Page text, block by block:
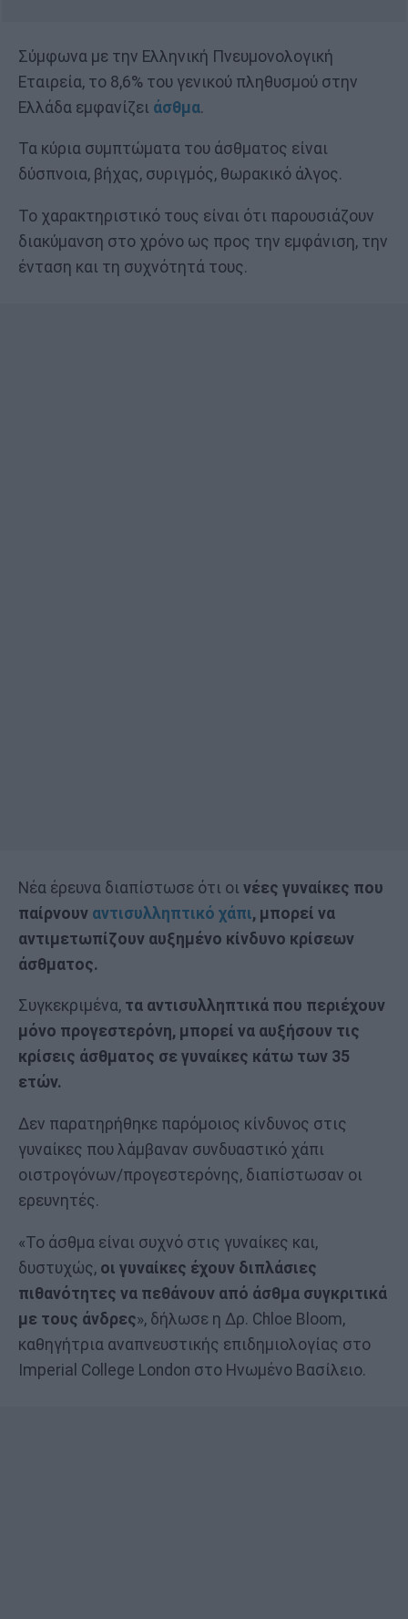
Σύμφωνα με την Ελληνική Πνευμονολογική
Εταιρεία, το 8,6% του γενικού πληθυσμού στην
Ελλάδα εμφανίζει άσθμα.
Τα κύρια συμπτώματα του άσθματος είναι
δύσπνοια, βήχας, συριγμός, θωρακικό άλγος.
Το χαρακτηριστικό τους είναι ότι παρουσιάζουν
διακύμανση στο χρόνο ως προς την εμφάνιση, την
ένταση και τη συχνότητά τους.
Νέα έρευνα διαπίστωσε ότι οι νέες γυναίκες που
παίρνουν αντισυλληπτικό χάπι, μπορεί να
αντιμετωπίζουν αυξημένο κίνδυνο κρίσεων
άσθματος.
Συγκεκριμένα, τα αντισυλληπτικά που περιέχουν
μόνο προγεστερόνη, μπορεί να αυξήσουν τις
κρίσεις άσθματος σε γυναίκες κάτω των 35
ετών.
Δεν παρατηρήθηκε παρόμοιος κίνδυνος στις
γυναίκες που λάμβαναν συνδυαστικό χάπι
οιστρογόνων/προγεστερόνης, διαπίστωσαν οι
ερευνητές.
«Το άσθμα είναι συχνό στις γυναίκες και,
δυστυχώς, οι γυναίκες έχουν διπλάσιες
πιθανότητες να πεθάνουν από άσθμα συγκριτικά
με τους άνδρες», δήλωσε η Δρ. Chloe Bloom,
καθηγήτρια αναπνευστικής επιδημιολογίας στο
Imperial College London στο Ηνωμένο Βασίλειο.